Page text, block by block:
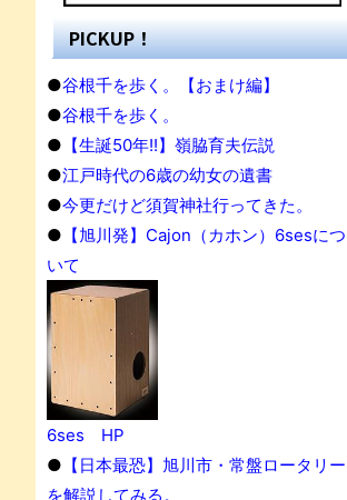
PICKUP！
●谷根千を歩く。【おまけ編】
●谷根千を歩く。
● 【生誕50年!!】嶺脇育夫伝説
●江戸時代の6歳の幼女の遺書
●今更だけど須賀神社行ってきた。
● 【旭川発】Cajon（カホン）6sesにつ
いて
6ses HP
● 【日本最恐】旭川市・常盤ロータリー
を解説してみる。